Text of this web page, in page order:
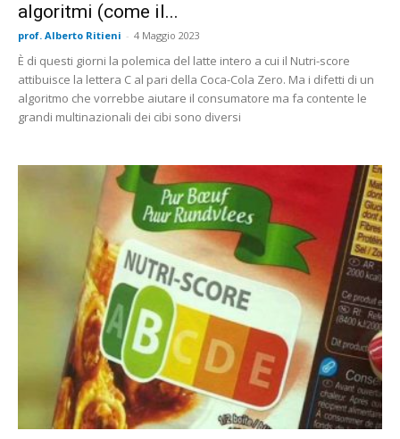
algoritmi (come il...
prof. Alberto Ritieni - 4 Maggio 2023
È di questi giorni la polemica del latte intero a cui il Nutri-score
attibuisce la lettera C al pari della Coca-Cola Zero. Ma i difetti di un
algoritmo che vorrebbe aiutare il consumatore ma fa contente le
grandi multinazionali dei cibi sono diversi